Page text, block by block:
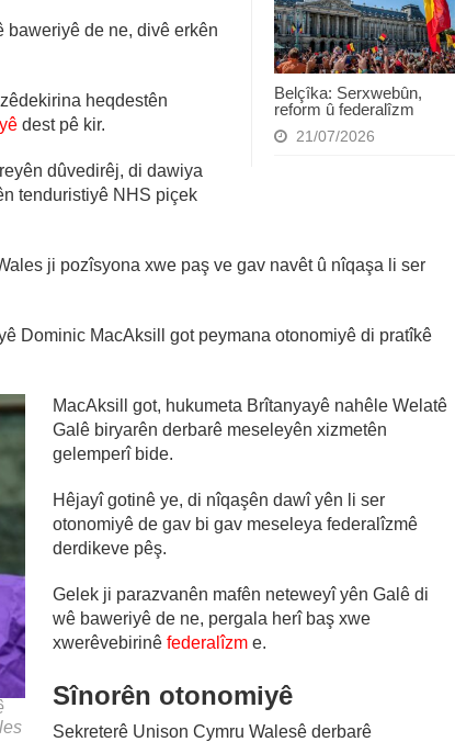
Belçîka: Serxwebûn,
reform û federalîzm
21/07/2026
baweriyê de ne, divê erkên
heqdestên
dest pê kir.
dûvedirêj, di dawiya
tenduristiyê NHS piçek
ji pozîsyona xwe paş ve gav navêt û nîqaşa li ser
Dominic MacAksill got peymana otonomiyê di pratîkê
MacAksill got, hukumeta Brîtanyayê nahêle Welatê
Galê biryarên derbarê meseleyên xizmetên
gelemperî bide.
Hêjayî gotinê ye, di nîqaşên dawî yên li ser
otonomiyê de gav bi gav meseleya federalîzmê
derdikeve pêş.
Gelek ji parazvanên mafên neteweyî yên Galê di
wê baweriyê de ne, pergala herî baş xwe
xwerêvebirinê federalîzme.
Sînorên otonomiyê
Sekreterê Unison Cymru Walesê derbarê